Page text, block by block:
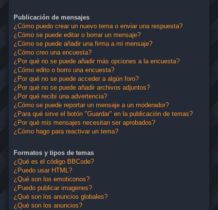
Publicación de mensajes
¿Cómo puedo crear un nuevo tema o enviar una respuesta?
¿Cómo se puede editar o borrar un mensaje?
¿Cómo se puede añadir una firma a mi mensaje?
¿Cómo creo una encuesta?
¿Por qué no se puede añadir más opciones a la encuesta?
¿Cómo edito o borro una encuesta?
¿Por qué no se puede acceder a algún foro?
¿Por qué no se puede añadir archivos adjuntos?
¿Por qué recibí una advertencia?
¿Cómo se puede reportar un mensaje a un moderador?
¿Para qué sirve el botón "Guardar" en la publicación de temas?
¿Por qué mis mensajes necesitan ser aprobados?
¿Cómo hago para reactivar un tema?
Formatos y tipos de temas
¿Qué es el código BBCode?
¿Puedo usar HTML?
¿Qué son los emoticonos?
¿Puedo publicar imagenes?
¿Qué son los anuncios globales?
¿Qué son los anuncios?